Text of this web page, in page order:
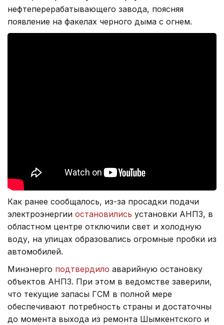
нефтеперерабатывающего завода, поясняя
появление на факелах черного дыма с огнем.
Как ранее сообщалось, из-за просадки подачи
электроэнергии остановились установки АНПЗ, в
областном центре отключили свет и холодную
воду, на улицах образовались огромные пробки из
автомобилей.
Минэнерго подтвердило аварийную остановку
объектов АНПЗ. При этом в ведомстве заверили,
что текущие запасы ГСМ в полной мере
обеспечивают потребность страны и достаточны
до момента выхода из ремонта Шымкентского и